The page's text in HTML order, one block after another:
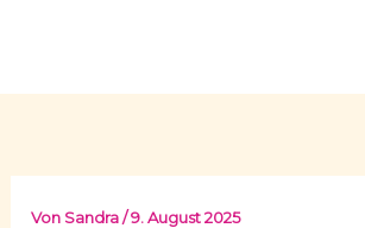
Von Sandra/9. August 2025